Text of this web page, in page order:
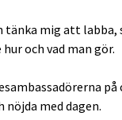
tänka mig att labba,
och vad man gör.
nöjda med dagen.